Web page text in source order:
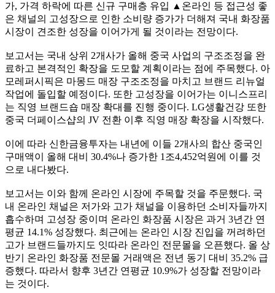
가, 가격 하락에 따른 신규 구매층 유입 ▲온라인 등 접근성 좋
은 채널의 고성장으로 인한 소비량 증가가 더해져 국내 화장품
시장이 견조한 성장을 이어가게 될 것이라는 전망이다.
보고서는 국내 상위 2개사가 올해 중국 사업의 구조조정을 완
료하고 본격적인 확장을 도모할 계획이라는 점에 주목했다. 아
모레퍼시픽은 마몽드 매장 구조조정을 마치고 브랜드 리뉴얼
작업에 돌입할 예정이다. 또한 고성장을 이어가는 이니스프리
는 직영 브랜드숍 매장 확대를 진행 중이다. LG생활건강 또한
중국 더페이스샵의 JV 전환 이후 직영 매장 확장을 시작했다.
이에 따라 신한금융투자는 내년에 이들 2개사의 합산 중국인
구매액이 올해 대비 30.4%나 증가한 1조4,452억원에 이를 것
으로 내다봤다.
보고서는 이와 함께 온라인 시장에 주목할 것을 주문했다. 국
내 온라인 채널은 저가와 고가 채널을 이용하던 소비자들까지
흡수하며 고성장 중이며 온라인 화장품 시장은 과거 3년간 연
평균 14.1% 성장했다. 최근에는 온라인 시장 진입을 꺼려하던
고가 브랜드들까지도 잇따라 온라인 전문몰을 오픈했다. 올 상
반기 온라인 화장품 전문몰 거래액은 전년 동기 대비 35.2% 급
증했다. 따라서 향후 3년간 연평균 10.9%가 성장할 전망이라
는 것이다.